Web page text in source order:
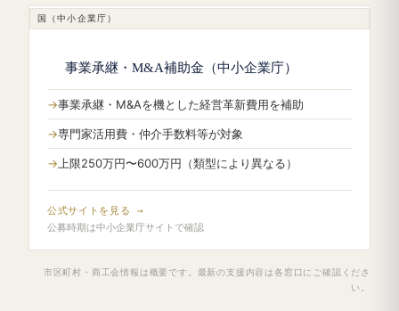
国（中小企業庁）
事業承継・M&A補助金（中小企業庁）
事業承継・M&Aを機とした経営革新費用を補助
専門家活用費・仲介手数料等が対象
上限250万円〜600万円（類型により異なる）
公式サイトを見る →
公募時期は中小企業庁サイトで確認
市区町村・商工会情報は概要です。最新の支援内容は各窓口にご確認くださ
い。